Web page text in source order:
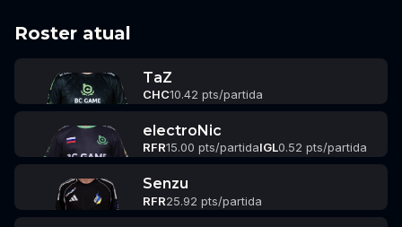
Roster atual
TaZ
CHC10.42 pts/partida
electroNic
RFR15.00 pts/partidaIGL0.52 pts/partida
Senzu
RFR25.92 pts/partida